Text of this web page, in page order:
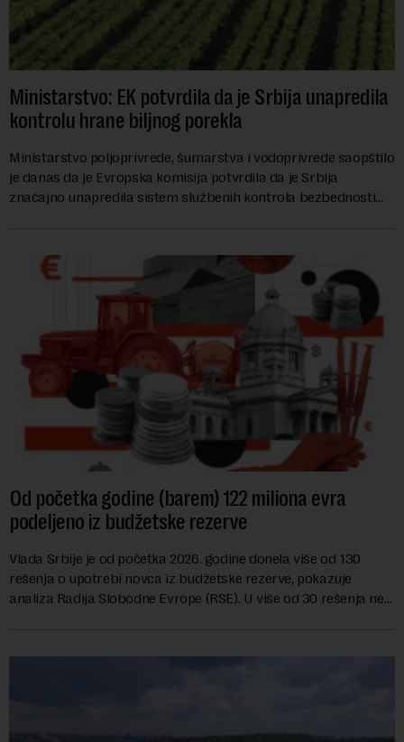
Ministarstvo: EK potvrdila da je Srbija unapredila
kontrolu hrane biljnog porekla
Ministarstvo poljoprivrede, šumarstva i vodoprivrede saopštilo
je danas da je Evropska komisija potvrdila da je Srbija
značajno unapredila sistem službenih kontrola bezbednosti
Od početka godine (barem) 122 miliona evra
podeljeno iz budžetske rezerve
Vlada Srbije je od početka 2026. godine donela više od 130
rešenja o upotrebi novca iz budžetske rezerve, pokazuje
analiza Radija Slobodne Evrope (RSE). U više od 30 rešenja ne